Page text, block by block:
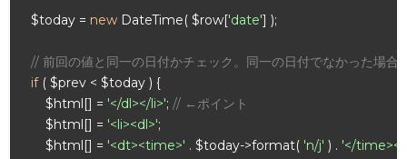
    $today =
new DateTime( $row['date'] );
// 前回の値と同一の日付かチェック。同一の日付でなかった場合
if ( $prev < $today ) {
        $html[] =
'</dl></li>'; // ←ポイント
        $html[] =
'<li><dl>';
        $html[] =
'<dt><time>' . $today->format( 'n/j' ) . '</